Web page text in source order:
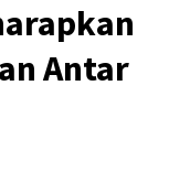
Antar